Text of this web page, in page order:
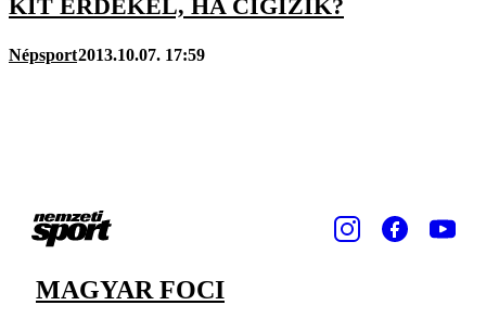
KIT ÉRDEKEL, HA CIGIZIK?
Népsport2013.10.07. 17:59
MAGYAR FOCI